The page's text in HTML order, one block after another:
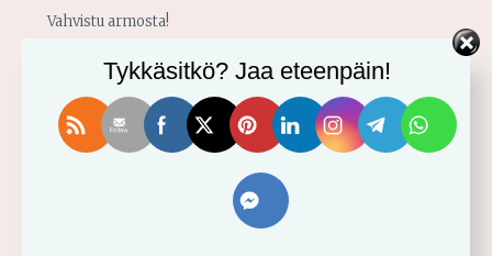
Vahvistu armosta!
Älä yritä omin voimin
Käytä saamaasi voimaa!
Tykkäsitkö? Jaa eteenpäin!